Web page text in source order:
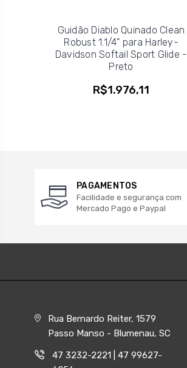
Guidão Diablo Quinado Clean
Robust 1.1/4" para Harley-
Davidson Softail Sport Glide -
Preto
R$1.976,11
PAGAMENTOS
Facilidade e segurança com
Mercado Pago e Paypal
Rua Bernardo Reiter, 1579
Passo Manso - Blumenau, SC
47 3232-2221 | 47 99627-